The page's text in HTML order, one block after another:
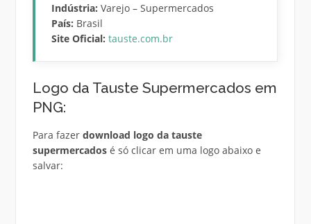
Indústria: Varejo – Supermercados
País: Brasil
Site Oficial: tauste.com.br
Logo da Tauste Supermercados em
PNG:
Para fazer download logo da tauste
supermercadosé só clicar em uma logo abaixo e
salvar: